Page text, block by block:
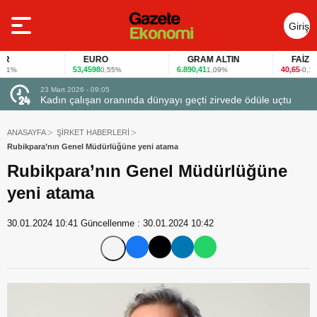
Giriş
Yap
EURO
53,45980,55%
GRAM ALTIN
6.890,411,09%
FAİZ
40,65-0,12%
ödüle uçtu
23 Mart 2026 - 07:12
Firmalar gıda fuarlarını bu anket ile değerlendirdi
ANASAYFA
ŞİRKET HABERLERİ
Rubikpara’nın Genel Müdürlüğüne yeni atama
Rubikpara’nın Genel Müdürlüğüne
yeni atama
30.01.2024 10:41 Güncellenme : 30.01.2024 10:42